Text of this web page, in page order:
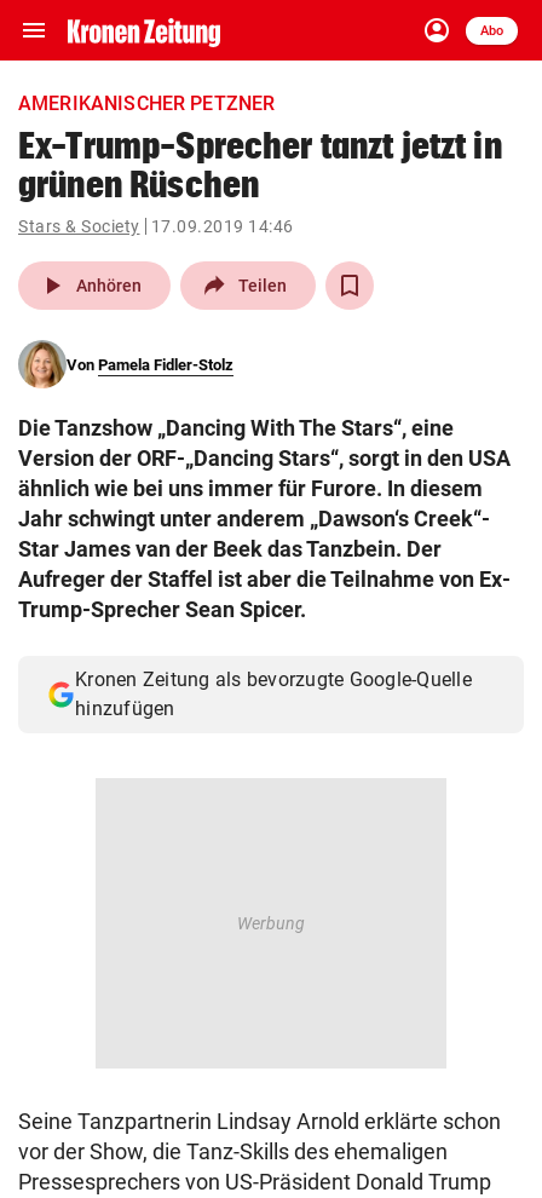
menu Navigation
ein-/ausklappen
account_circle
Anmelden
Abo
close Schließen
account_circle Anmelden
pin_drop
Wien arrow_right
search
eingeben
Muthgasse 2, 1190 Wien
AMERIKANISCHER PETZNER
Ex-Trump-Sprecher tanzt jetzt in
grünen Rüschen
Stars & Society 17.09.2019 14:46
play_arrow Anhören Teilen
Von Pamela Fidler-Stolz
Die Tanzshow „Dancing With The Stars“, eine
Version der ORF-„Dancing Stars“, sorgt in den USA
ähnlich wie bei uns immer für Furore. In diesem
Jahr schwingt unter anderem „Dawson‘s Creek“-
Star James van der Beek das Tanzbein. Der
Aufreger der Staffel ist aber die Teilnahme von Ex-
Trump-Sprecher Sean Spicer.
Kronen Zeitung als bevorzugte Google-Quelle
hinzufügen
Seine Tanzpartnerin Lindsay Arnold erklärte schon
vor der Show, die Tanz-Skills des ehemaligen
Pressesprechers von US-Präsident Donald Trump